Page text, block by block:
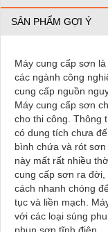
SẢN PHẨM GỢI Ý
Máy cung cấp sơn
các ngành công
cung cấp nguồn
Máy cung cấp sơn
cho thi công. Thông
có dung tích chưa
bình chứa và rót
này mất rất nhiều
cung cấp sơn ra
cách nhanh chóng
tục và liền mạch.
với các loại súng